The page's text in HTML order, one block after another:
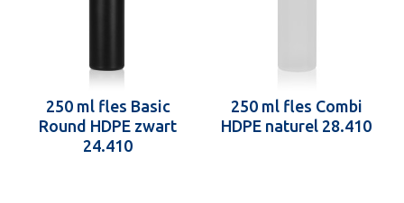
250 ml fles Basic
Round HDPE zwart
24.410
250 ml fles Combi
HDPE naturel 28.410